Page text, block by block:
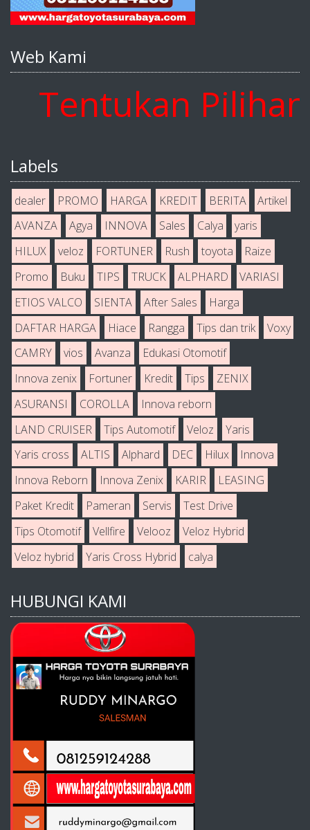
Web Kami
Pilihan
Labels
dealer PROMO HARGA KREDIT BERITA
Artikel
AVANZA
Agya INNOVA Sales Calya
yaris
HILUX
veloz FORTUNER Rush toyota
Raize
Promo
Buku TIPS TRUCK ALPHARD
VARIASI
ETIOS VALCO
SIENTA After Sales
Harga
DAFTAR HARGA
Hiace Rangga Tips dan trik
Voxy
CAMRY
vios Avanza
Edukasi Otomotif
Innova zenix
Fortuner Kredit Tips
ZENIX
ASURANSI
COROLLA
Innova reborn
LAND CRUISER
Tips Automotif Veloz
Yaris
Yaris cross
ALTIS Alphard DEC Hilux
Innova
Innova Reborn
Innova Zenix KARIR
LEASING
Paket Kredit
Pameran Servis
Test Drive
Tips Otomotif
Vellfire Velooz
Veloz Hybrid
Veloz hybrid
Yaris Cross Hybrid calya
HUBUNGI KAMI